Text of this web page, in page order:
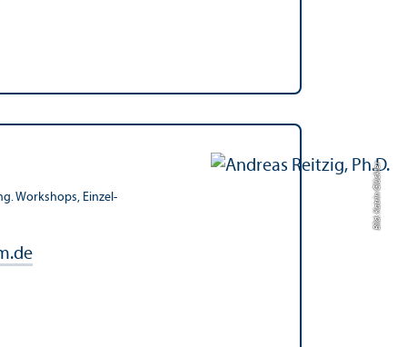
Bild: Katrin Glückler
Workshops, Einzel­